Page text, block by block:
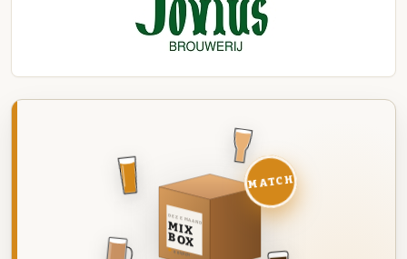
DEZE MAAND
MIX
BOX
8 BIEREN
MATCH